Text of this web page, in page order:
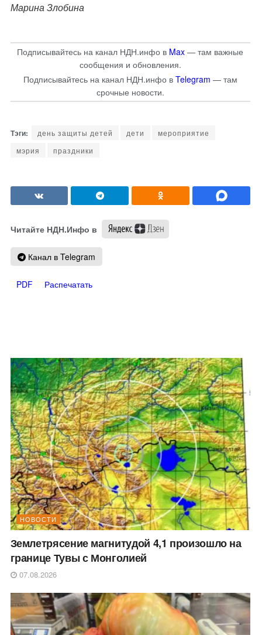
Марина Злобина
Подписывайтесь на канал НДН.инфо в Max — там важные
сообщения и обновления.
Подписывайтесь на канал НДН.инфо в Telegram — там
срочные новости.
день защиты детей дети
мероприятие
мэрия
праздники
Читайте НДН.Инфо в
Канал в Telegram
PDF Распечатать
НОВОСТИ
Землетрясение магнитудой 4,1 произошло на
границе Тувы с Монголией
07.08.2026